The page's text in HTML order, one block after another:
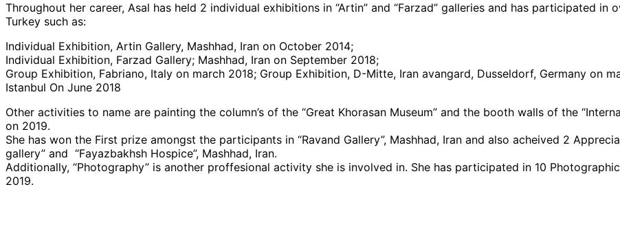
Throughout her career, Asal has held 2 individual exhibitions in “Artin” and “Farzad” galleries and has participated in
Turkey such as:
Individual Exhibition, Artin Gallery, Mashhad, Iran on October 2014;
Individual Exhibition, Farzad Gallery; Mashhad, Iran on September 2018;
Group Exhibition, Fabriano, Italy on march 2018; Group Exhibition, D-Mitte, Iran avangard, Dusseldorf, Germany on
Istanbul On June 2018
Other activities to name are painting the column’s of the “Great Khorasan Museum” and the booth walls of the
on 2019.
She has won the First prize amongst the participants in “Ravand Gallery”, Mashhad, Iran and also acheived 2
gallery” and “Fayazbakhsh Hospice”, Mashhad, Iran.
Additionally, “Photography” is another proffesional activity she is involved in. She has participated in 10
2019.